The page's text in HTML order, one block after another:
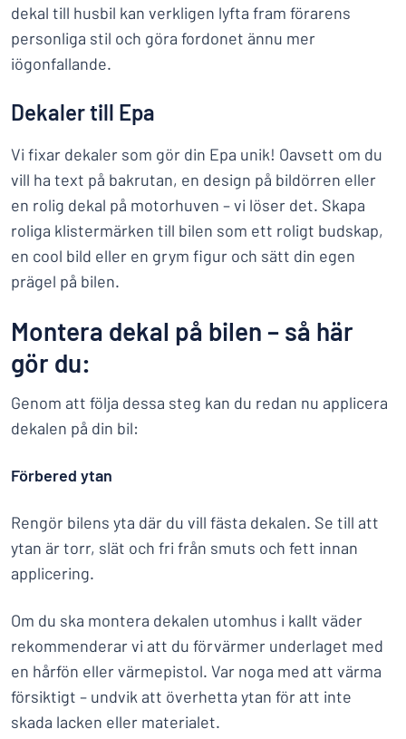
dekal till husbil kan verkligen lyfta fram förarens
personliga stil och göra fordonet ännu mer
iögonfallande.
Dekaler till Epa
Vi fixar dekaler som gör din Epa unik! Oavsett om du
vill ha text på bakrutan, en design på bildörren eller
en rolig dekal på motorhuven – vi löser det. Skapa
roliga klistermärken till bilen som ett roligt budskap,
en cool bild eller en grym figur och sätt din egen
prägel på bilen.
Montera dekal på bilen – så här
gör du:
Genom att följa dessa steg kan du redan nu applicera
dekalen på din bil:
Förbered ytan
Rengör bilens yta där du vill fästa dekalen. Se till att
ytan är torr, slät och fri från smuts och fett innan
applicering.
Om du ska montera dekalen utomhus i kallt väder
rekommenderar vi att du förvärmer underlaget med
en hårfön eller värmepistol. Var noga med att värma
försiktigt – undvik att överhetta ytan för att inte
skada lacken eller materialet.